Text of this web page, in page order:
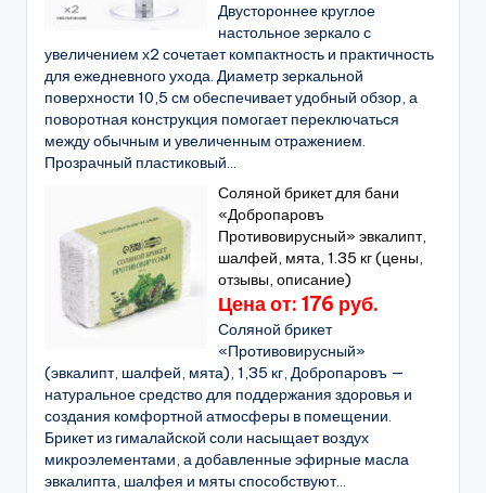
Двустороннее круглое
настольное зеркало с
увеличением х2 сочетает компактность и практичность
для ежедневного ухода. Диаметр зеркальной
поверхности 10,5 см обеспечивает удобный обзор, а
поворотная конструкция помогает переключаться
между обычным и увеличенным отражением.
Прозрачный пластиковый...
Соляной брикет для бани
«Добропаровъ
Противовирусный» эвкалипт,
шалфей, мята, 1.35 кг (цены,
отзывы, описание)
Цена от: 176 руб.
Соляной брикет
«Противовирусный»
(эвкалипт, шалфей, мята), 1,35 кг, Добропаровъ —
натуральное средство для поддержания здоровья и
создания комфортной атмосферы в помещении.
Брикет из гималайской соли насыщает воздух
микроэлементами, а добавленные эфирные масла
эвкалипта, шалфея и мяты способствуют...